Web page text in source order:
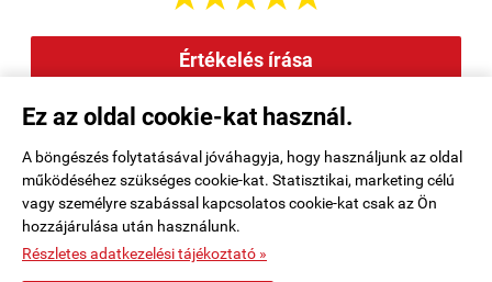
Ez az oldal cookie-kat használ.
A böngészés folytatásával jóváhagyja, hogy használjunk az oldal
működéséhez szükséges cookie-kat. Statisztikai, marketing célú
vagy személyre szabással kapcsolatos cookie-kat csak az Ön
hozzájárulása után használunk.
Részletes adatkezelési tájékoztató »
Értékelés írása
Rendelési feltételek|Elérhetőségek|Kosár tartalma, megrendelés
Oldaltérkép|